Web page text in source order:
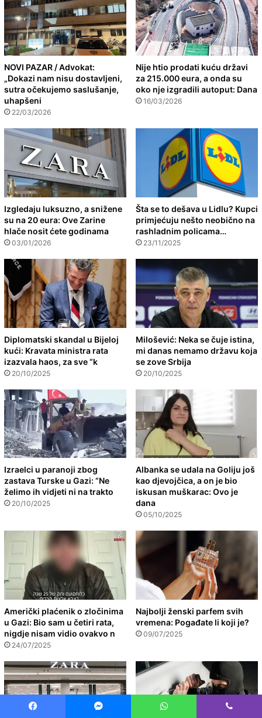
NOVI PAZAR / Advokat:
„Dokazi nam nisu dostavljeni,
sutra očekujemo saslušanje,
uhapšeni
22/03/2026
Nije htio prodati kuću državi
za 215.000 eura, a onda su
oko nje izgradili autoput: Dana
16/03/2026
Izgledaju luksuzno, a snižene
su na 20 eura: Ove Zarine
hlače nosit ćete godinama
03/01/2026
Šta se to dešava u Lidlu? Kupci
primjećuju nešto neobično na
rashladnim policama…
23/11/2025
Diplomatski skandal u Bijeloj
kući: Kravata ministra rata
izazvala haos, za sve “k
20/10/2025
Milošević: Neka se čuje istina,
mi danas nemamo državu koja
se zove Srbija
20/10/2025
Izraelci u paranoji zbog
zastava Turske u Gazi: “Ne
želimo ih vidjeti ni na trakto
20/10/2025
Albanka se udala na Goliju još
kao djevojčica, a on je bio
iskusan muškarac: Ovo je
dana
05/10/2025
Američki plaćenik o zločinima
u Gazi: Bio sam u četiri rata,
nigdje nisam vidio ovakvo n
24/07/2025
Najbolji ženski parfem svih
vremena: Pogađate li koji je?
09/07/2025